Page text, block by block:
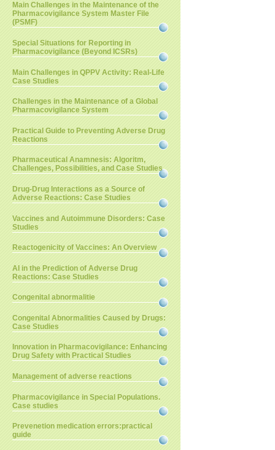
Main Challenges in the Maintenance of the
Pharmacovigilance System Master File
(PSMF)
Special Situations for Reporting in
Pharmacovigilance (Beyond ICSRs)
Main Challenges in QPPV Activity: Real-Life
Case Studies
Challenges in the Maintenance of a Global
Pharmacovigilance System
Practical Guide to Preventing Adverse Drug
Reactions
Pharmaceutical Anamnesis: Algoritm,
Challenges, Possibilities, and Case Studies
Drug-Drug Interactions as a Source of
Adverse Reactions: Case Studies
Vaccines and Autoimmune Disorders: Case
Studies
Reactogenicity of Vaccines: An Overview
AI in the Prediction of Adverse Drug
Reactions: Case Studies
Congenital abnormalitie
Congenital Abnormalities Caused by Drugs:
Case Studies
Innovation in Pharmacovigilance: Enhancing
Drug Safety with Practical Studies
Management of adverse reactions
Pharmacovigilance in Special Populations.
Case studies
Prevenetion medication errors:practical
guide